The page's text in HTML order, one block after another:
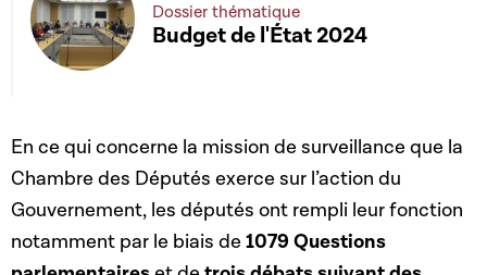
Budget de l'État 2024
Dossier thématique
En ce qui concerne la mission de surveillance que la
Chambre des Députés exerce sur l’action du
Gouvernement, les députés ont rempli leur fonction
notamment par le biais de 1079 Questions